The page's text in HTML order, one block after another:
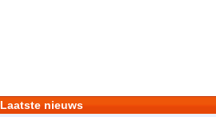
Laatste nieuws